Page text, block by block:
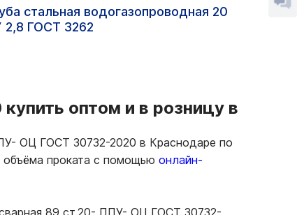
стальная водогазопроводная 20
2,8 ГОСТ 3262
оптом и в розницу в
ОЦ ГОСТ 30732-2020 в Краснодаре по
объёма проката с помощью онлайн-